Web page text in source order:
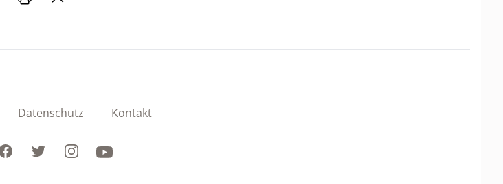
Datenschutz Kontakt
TwitterInstagramYoutube